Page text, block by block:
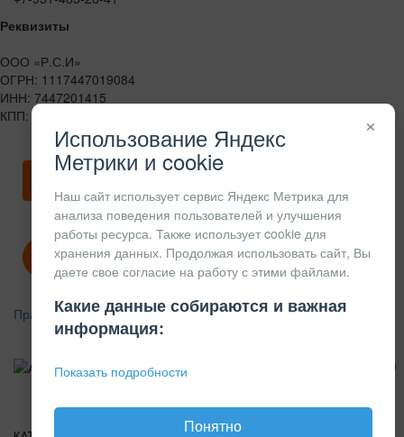
Реквизиты
ООО «Р.С.И»
ОГРН: 1117447019084
ИНН: 7447201415
КПП: 744701001
Скачать карточку предприятия
Политика конфиденциальности
Правила возврата
КОНСТРУКЦИОННЫЙ
×
Использование Яндекс
Метрики и cookie
Наш сайт использует сервис Яндекс Метрика для
анализа поведения пользователей и улучшения
работы ресурса. Также использует cookie для
хранения данных. Продолжая использовать сайт, Вы
даете свое согласие на работу с этими файлами.
Какие данные собираются и важная
информация:
Показать подробности
Понятно